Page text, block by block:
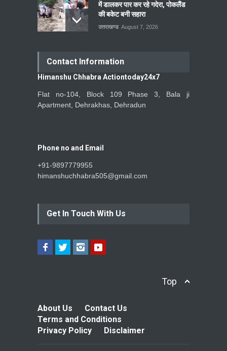
में डालकर पार कर रहे गदेरा, पोकलैंड
की बकेट बनी सहारा
उत्तराखण्ड August 7, 2026
Contact Information
Himanshu Chhabra Actiontoday24x7
Flat no-104, Block 109 Phase 3, Bala ji
Apartment, Dehrakhas, Dehradun
Phone no and Email
+91-9897779955
himanshuchhabra505@gmail.com
Get In Touch With Us
Top
About Us
Contact Us
Terms and Conditions
Privacy Policy
Disclaimer